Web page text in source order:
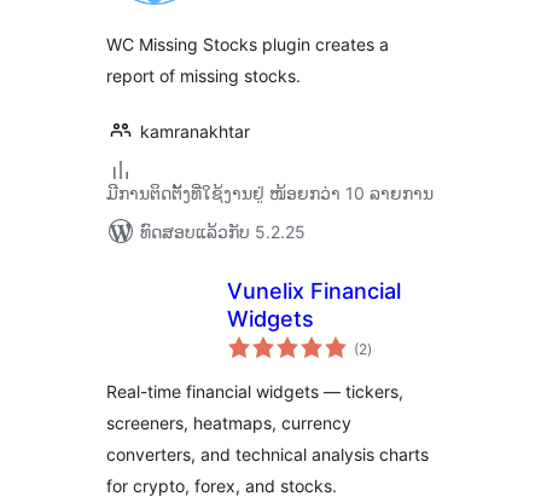
WC Missing Stocks plugin creates a
report of missing stocks.
kamranakhtar
ມີການຕິດຕັ້ງທີ່ໃຊ້ງານຢູ່ ໜ້ອຍກວ່າ 10 ລາຍການ
ທົດສອບແລ້ວກັບ 5.2.25
Vunelix Financial
Widgets
(2ຄະແນນ
ທັງໝົດ
)
Real-time financial widgets — tickers,
screeners, heatmaps, currency
converters, and technical analysis charts
for crypto, forex, and stocks.